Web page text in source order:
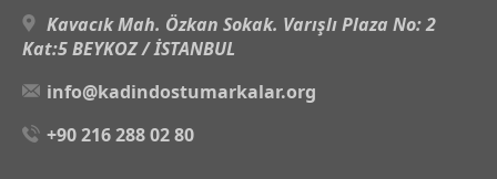
Kavacık Mah. Özkan Sokak. Varışlı Plaza No: 2
Kat:5 BEYKOZ / İSTANBUL
info@kadindostumarkalar.org
+90 216 288 02 80